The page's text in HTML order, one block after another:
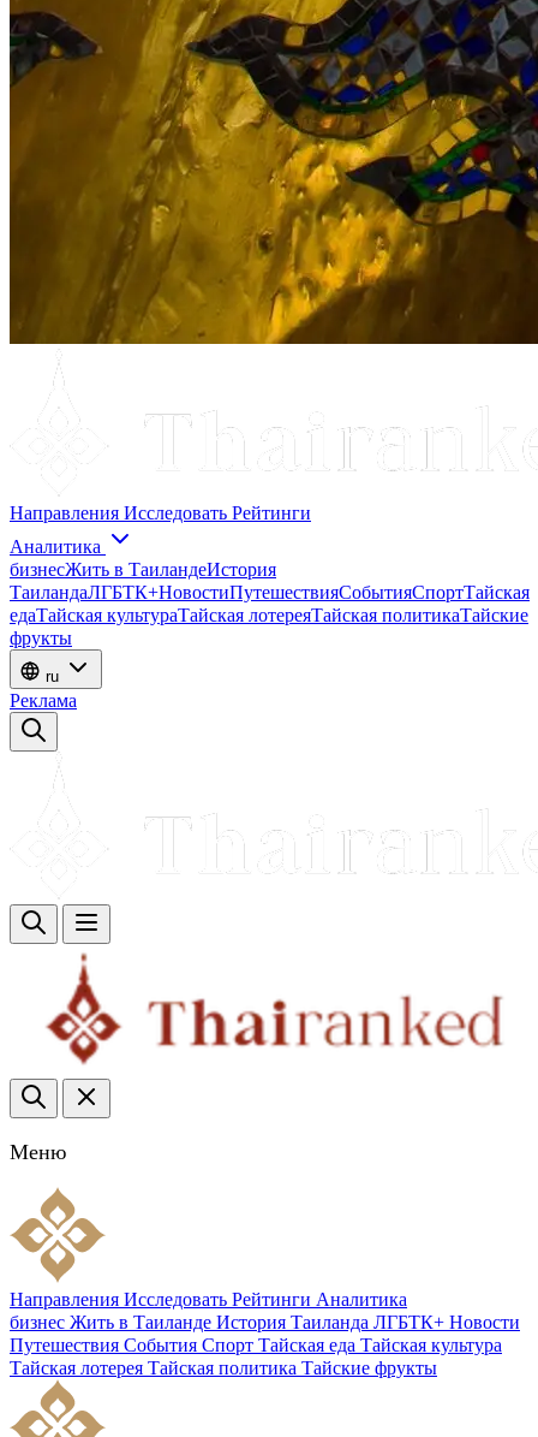
Направления Исследовать Рейтинги
Аналитика
бизнесЖить в ТаиландеИстория
ТаиландаЛГБТК+НовостиПутешествияСобытияСпортТайская
едаТайская культураТайская лотереяТайская политикаТайские
фрукты
ru
Реклама
Меню
Направления Исследовать Рейтинги Аналитика
бизнес Жить в Таиланде История Таиланда ЛГБТК+ Новости
Путешествия События Спорт Тайская еда Тайская культура
Тайская лотерея Тайская политика Тайские фрукты